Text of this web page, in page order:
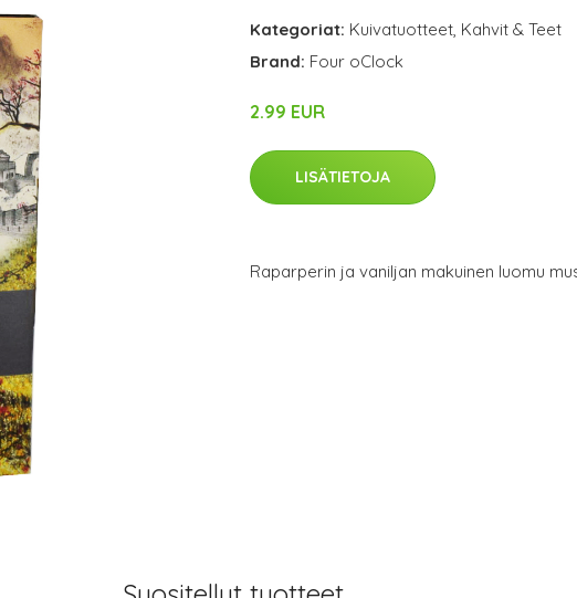
Kategoriat: Kuivatuotteet, Kahvit & Teet
Brand: Four oClock
2.99 EUR
LISÄTIETOJA
Raparperin ja vaniljan makuinen luomu